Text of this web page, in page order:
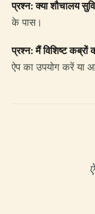
प्रश्न: क्या शौचालय
के पास।
प्रश्न: मैं विशिष्ट
ऐप का उपयोग करें या